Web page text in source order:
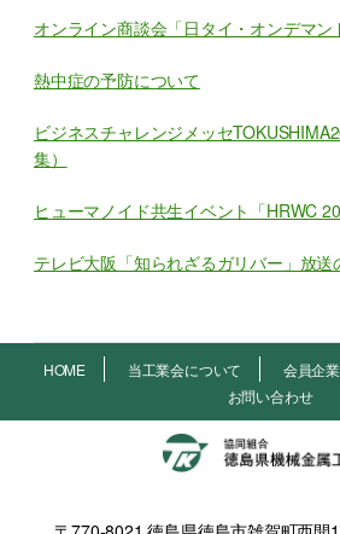
オンライン商談会「日タイ・オンデマ
熱中症の予防について
ビジネスチャレンジメッセ
集）
ヒューマノイド共生イベント「HRWC
テレビ大阪「知られざるガリバー」放送
HOME 当工業会について 会員企
お問い合わせ